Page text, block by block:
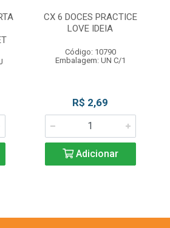
CX 6 DOCES PRACTICE
LOVE IDEIA
Código: 10790
Embalagem: UN C/1
R$ 2,69
Adicionar